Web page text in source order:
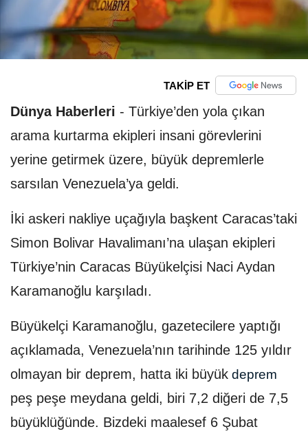
TAKİP ET
Dünya Haberleri - Türkiye’den yola çıkan
arama kurtarma ekipleri insani görevlerini
yerine getirmek üzere, büyük depremlerle
sarsılan Venezuela’ya geldi.
İki askeri nakliye uçağıyla başkent Caracas’taki
Simon Bolivar Havalimanı’na ulaşan ekipleri
Türkiye’nin Caracas Büyükelçisi Naci Aydan
Karamanoğlu karşıladı.
Büyükelçi Karamanoğlu, gazetecilere yaptığı
açıklamada, Venezuela’nın tarihinde 125 yıldır
olmayan bir deprem, hatta iki büyük deprem
peş peşe meydana geldi, biri 7,2 diğeri de 7,5
büyüklüğünde. Bizdeki maalesef 6 Şubat